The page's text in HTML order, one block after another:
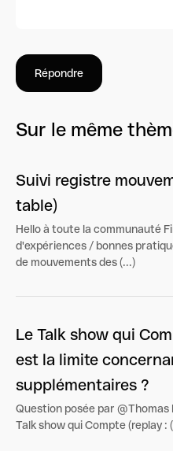
Répondre
Sur le même
Suivi registre
table)
Hello à toute la communauté
d'expériences / bonnes
de mouvements des (...)
Le Talk show qui
est la limite
supplémentaires ?
Question posée par
Talk show qui Compte (replay :